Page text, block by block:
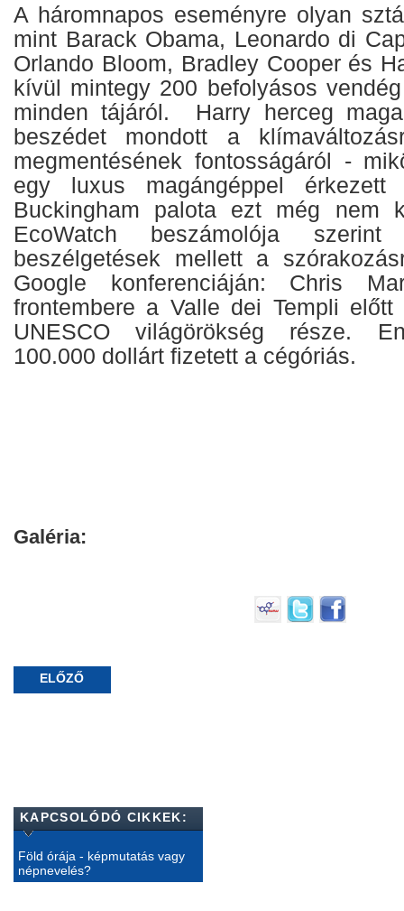
A háromnapos eseményre olyan
mint Barack Obama, Leonardo di
Orlando Bloom, Bradley Cooper és
kívül mintegy 200 befolyásos
minden tájáról. Harry herceg
beszédet mondott a
megmentésének fontosságáról -
egy luxus magángéppel
Buckingham palota ezt még nem
EcoWatch beszámolója
beszélgetések mellett a
Google konferenciáján: Chris
frontembere a Valle dei Templi
UNESCO világörökség része.
100.000 dollárt fizetett a cégóriás.
Galéria:
ELŐZŐ
KAPCSOLÓDÓ CIKKEK:
Föld órája - képmutatás vagy
népnevelés?